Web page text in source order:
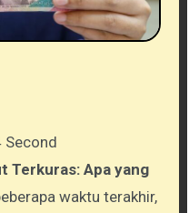
Second
waktu terakhir,